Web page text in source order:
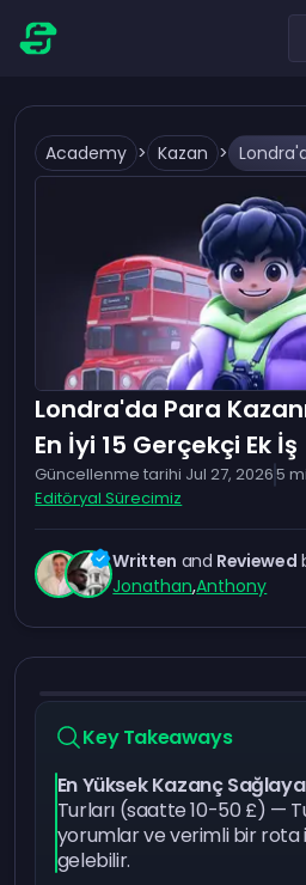
Academy > Kazan >
Londra'da Para
En İyi 15 Gerçekçi Ek İş
Güncellenme tarihi Jul 27, 20265
Editöryal Sürecimiz
Written and Reviewed
Jonathan,Anthony
Key Takeaways
En Yüksek Kazanç
Turları (saatte 10-50 £) —
yorumlar ve verimli bir rota
gelebilir.